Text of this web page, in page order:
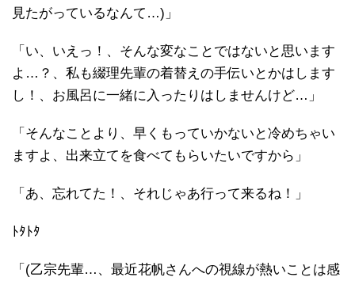
見たがっているなんて…)」
「い、いえっ！、そんな変なことではないと思います
よ…？、私も綴理先輩の着替えの手伝いとかはします
し！、お風呂に一緒に入ったりはしませんけど…」
「そんなことより、早くもっていかないと冷めちゃい
ますよ、出来立てを食べてもらいたいですから」
「あ、忘れてた！、それじゃあ行って来るね！」
ﾄﾀﾄﾀ
「(乙宗先輩…、最近花帆さんへの視線が熱いことは感